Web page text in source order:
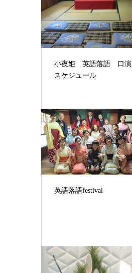
小夜姫 英語落語 口演
スケジュール
英語落語festival